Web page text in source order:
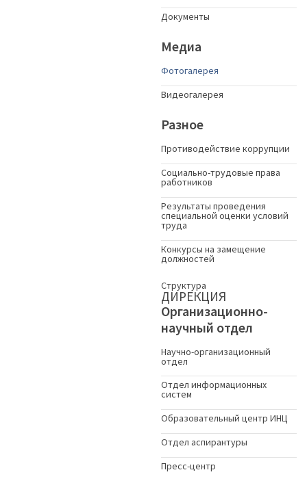
Документы
Медиа
Фотогалерея
Видеогалерея
Разное
Противодействие коррупции
Социально-трудовые права
работников
Результаты проведения
специальной оценки условий
труда
Конкурсы на замещение
должностей
Структура
ДИРЕКЦИЯ
Организационно-
научный отдел
Научно-организационный
отдел
Отдел информационных
систем
Образовательный центр ИНЦ
Отдел аспирантуры
Пресс-центр